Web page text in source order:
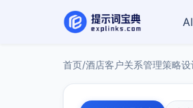
首页/酒店客户关系管理策略设